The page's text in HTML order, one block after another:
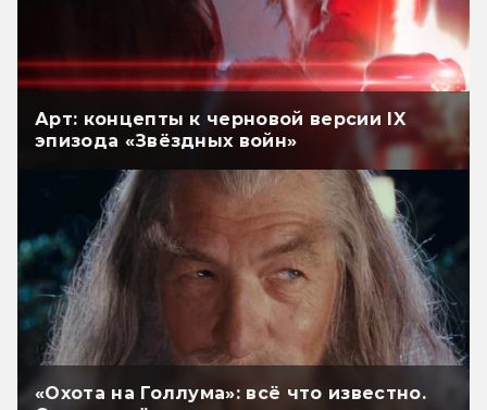
Арт: концепты к черновой версии IX
эпизода «Звёздных войн»
«Охота на Голлума»: всё что известно.